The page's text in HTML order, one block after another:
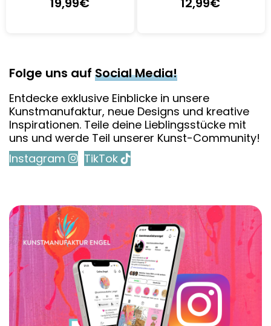
Folge uns auf Social Media!
Entdecke exklusive Einblicke in unsere
Kunstmanufaktur, neue Designs und kreative
Inspirationen. Teile deine Lieblingsstücke mit
uns und werde Teil unserer Kunst-Community!
Instagram
TikTok